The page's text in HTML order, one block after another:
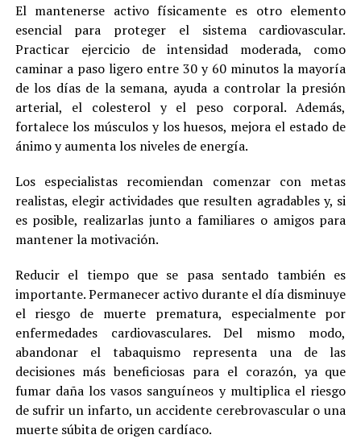
El mantenerse activo físicamente es otro elemento
esencial para proteger el sistema cardiovascular.
Practicar ejercicio de intensidad moderada, como
caminar a paso ligero entre 30 y 60 minutos la mayoría
de los días de la semana, ayuda a controlar la presión
arterial, el colesterol y el peso corporal. Además,
fortalece los músculos y los huesos, mejora el estado de
ánimo y aumenta los niveles de energía.
Los especialistas recomiendan comenzar con metas
realistas, elegir actividades que resulten agradables y, si
es posible, realizarlas junto a familiares o amigos para
mantener la motivación.
Reducir el tiempo que se pasa sentado también es
importante. Permanecer activo durante el día disminuye
el riesgo de muerte prematura, especialmente por
enfermedades cardiovasculares. Del mismo modo,
abandonar el tabaquismo representa una de las
decisiones más beneficiosas para el corazón, ya que
fumar daña los vasos sanguíneos y multiplica el riesgo
de sufrir un infarto, un accidente cerebrovascular o una
muerte súbita de origen cardíaco.